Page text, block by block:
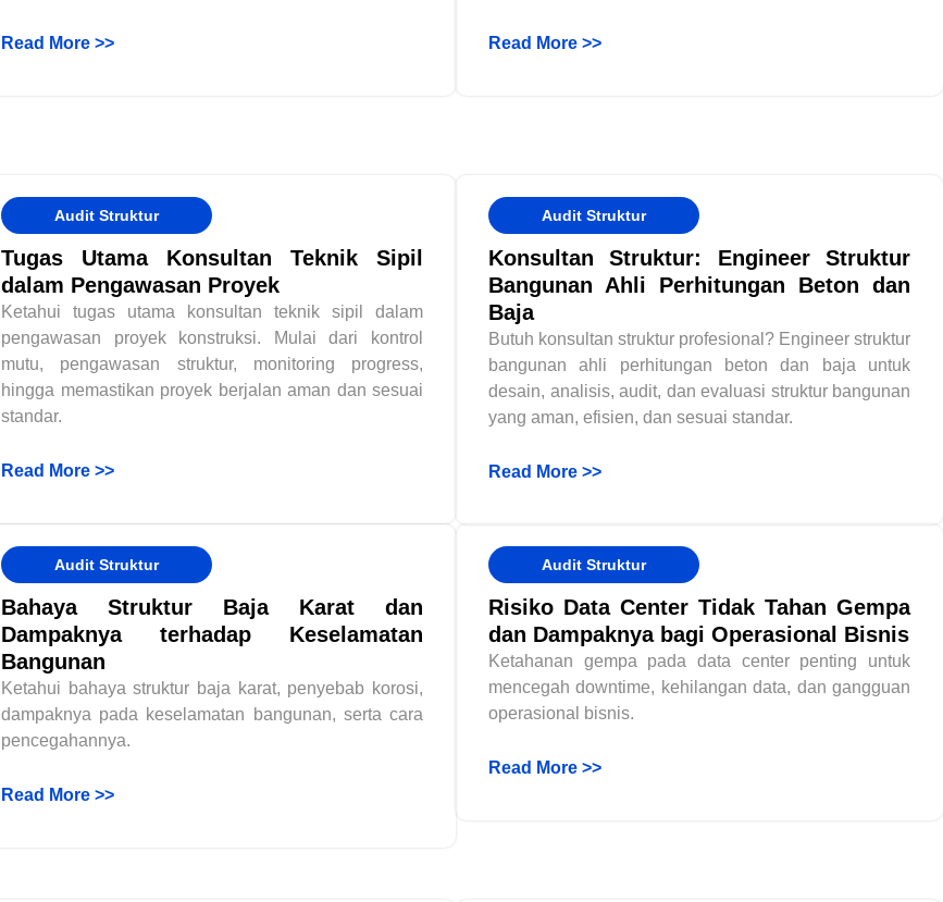
Read More >> Read More >>
Audit Struktur
Tugas Utama Konsultan Teknik Sipil
dalam Pengawasan Proyek
Ketahui tugas utama konsultan teknik sipil dalam
pengawasan proyek konstruksi. Mulai dari kontrol
mutu, pengawasan struktur, monitoring progress,
hingga memastikan proyek berjalan aman dan sesuai
standar.
Read More >>
Audit Struktur
Konsultan Struktur: Engineer Struktur
Bangunan Ahli Perhitungan Beton dan
Baja
Butuh konsultan struktur profesional? Engineer struktur
bangunan ahli perhitungan beton dan baja untuk
desain, analisis, audit, dan evaluasi struktur bangunan
yang aman, efisien, dan sesuai standar.
Read More >>
Audit Struktur
Bahaya Struktur Baja Karat dan
Dampaknya terhadap Keselamatan
Bangunan
Ketahui bahaya struktur baja karat, penyebab korosi,
dampaknya pada keselamatan bangunan, serta cara
pencegahannya.
Read More >>
Audit Struktur
Risiko Data Center Tidak Tahan Gempa
dan Dampaknya bagi Operasional Bisnis
Ketahanan gempa pada data center penting untuk
mencegah downtime, kehilangan data, dan gangguan
operasional bisnis.
Read More >>